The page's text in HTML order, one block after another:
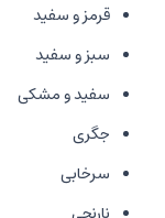
قرمز و سفید
سبز و سفید
سفید و مشکی
جگری
سرخابی